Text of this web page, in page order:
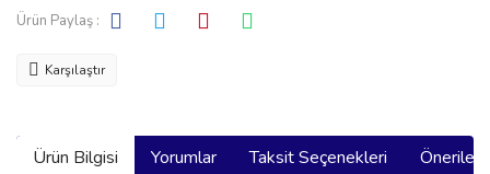
Ürün Paylaş :
Karşılaştır
Ürün Bilgisi Yorumlar Taksit Seçenekleri